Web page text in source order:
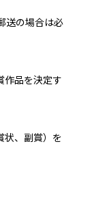
送の場合は必
作品を決定す
状、副賞）を